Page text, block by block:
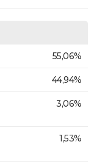
55,06%
44,94%
3,06%
1,53%